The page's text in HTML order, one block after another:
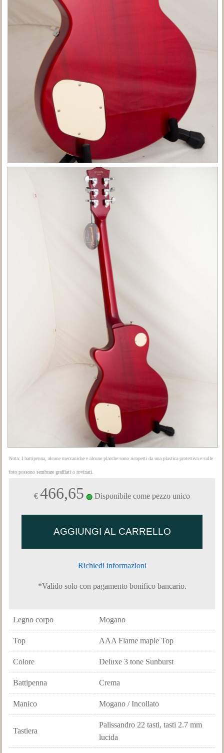
Nota: I battipenna, alcune meccaniche e alcune placche sono ricoperti da una plastica protettiva e sulle
foto possono sembrare graffiati o rovinati.
€ 466,65 Disponibile come pezzo unico
Richiedi informazioni
*Valido solo con pagamento bonifico bancario.
Legno corpo Mogano
Top AAA Flame maple Top
Colore Deluxe 3 tone Sunburst
Battipenna Crema
Manico Mogano / Incollato
Tastiera
Palissandro 22 tasti, tasti 2.7 mm
lucida